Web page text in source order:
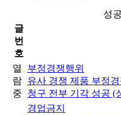
성
글
번
호
열
람
중
부정경쟁행위
유사 경쟁 제품 부정
청구 전부 기각 성공 (
경업금지